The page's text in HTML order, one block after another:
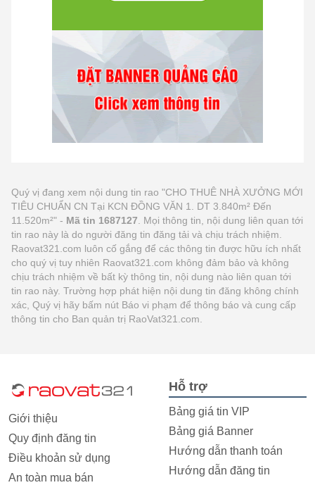
Quý vị đang xem nội dung tin rao "CHO THUÊ NHÀ XƯỞNG MỚI
TIÊU CHUẨN CN Tại KCN ĐỒNG VĂN 1. DT 3.840m² Đến
11.520m²" - Mã tin 1687127 . Mọi thông tin, nội dung liên quan tới
tin rao này là do người đăng tin đăng tải và chịu trách nhiệm.
Raovat321.com luôn cố gắng để các thông tin được hữu ích nhất
cho quý vị tuy nhiên Raovat321.com không đảm bảo và không
chịu trách nhiệm về bất kỳ thông tin, nội dung nào liên quan tới
tin rao này. Trường hợp phát hiện nội dung tin đăng không chính
xác, Quý vị hãy bấm nút Báo vi phạm để thông báo và cung cấp
thông tin cho Ban quản trị RaoVat321.com.
Giới thiệu
Quy định đăng tin
Điều khoản sử dụng
An toàn mua bán
Hỗ trợ
Bảng giá tin VIP
Bảng giá Banner
Hướng dẫn thanh toán
Hướng dẫn đăng tin